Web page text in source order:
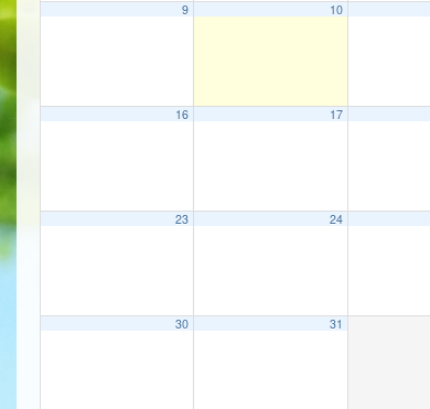
9 10
16 17
23 24
30 31